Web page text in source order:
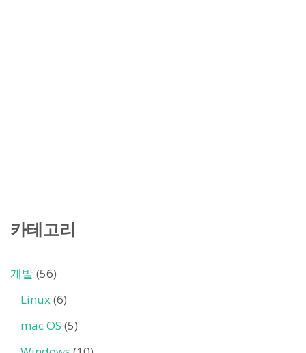
카테고리
개발(56)
Linux(6)
mac OS (5)